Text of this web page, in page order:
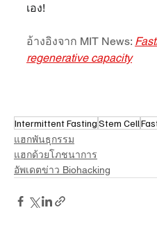
เอง!
อ้างอิงจาก MIT News:
regenerative capacity
Intermittent FastingStem Cell
แฮกพันธุกรรม
แฮกด้วยโภชนาการ
อัพเดตข่าว Biohacking